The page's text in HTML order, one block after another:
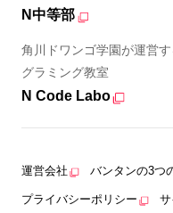
N中等部
角川ドワンゴ学園が運営
グラミング教室
N Code Labo
運営会社 バンタンの3つ
プライバシーポリシー